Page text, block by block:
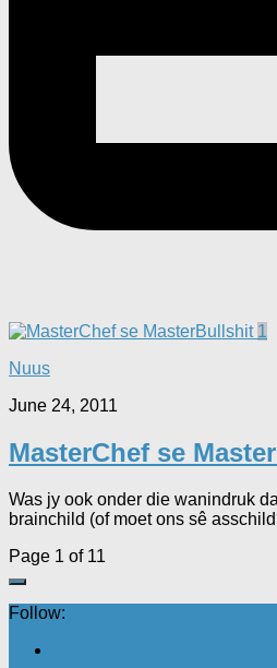
1
Nuus
June 24, 2011
MasterChef se
Was jy ook onder die wanindruk
brainchild (of moet ons sê
Page 1 of 11
Follow: